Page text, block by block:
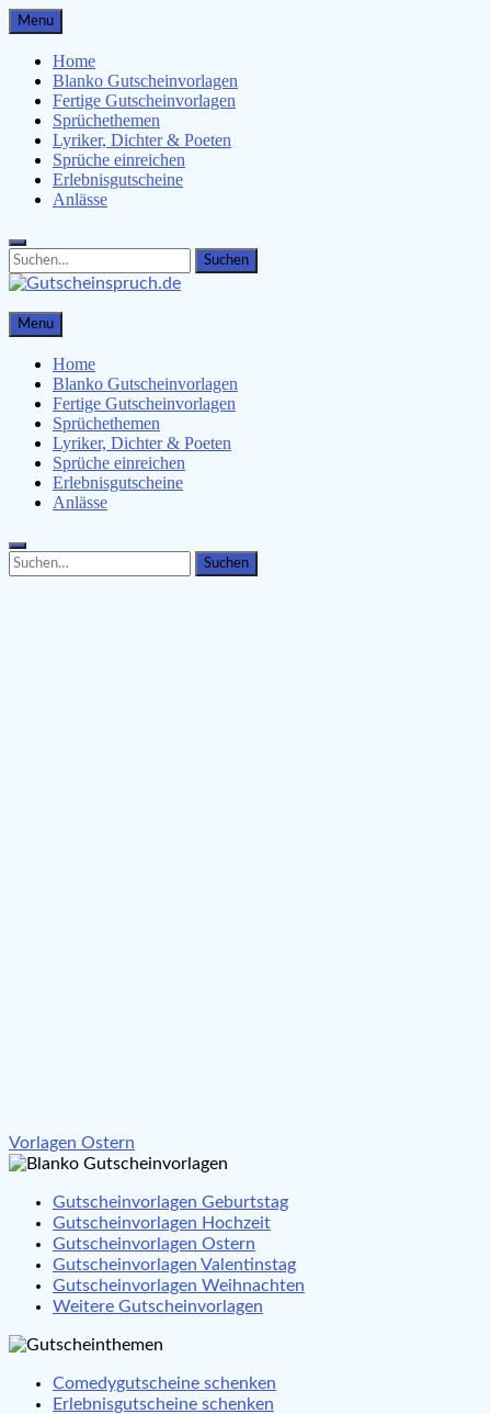
Skip
to
content
Menu
Home
Blanko Gutscheinvorlagen
Fertige Gutscheinvorlagen
Sprüchethemen
Lyriker, Dichter & Poeten
Sprüche einreichen
Erlebnisgutscheine
Anlässe
Search
for:
Search
Gutscheinspruch.de
Gutscheinsprüche & Gutscheinvorlagen finden
Menu
Home
Blanko Gutscheinvorlagen
Fertige Gutscheinvorlagen
Sprüchethemen
Lyriker, Dichter & Poeten
Sprüche einreichen
Erlebnisgutscheine
Anlässe
Search
for:
Search
Beitragsnavigation
Vorlagen Ostern
Gutscheinvorlagen Geburtstag
Gutscheinvorlagen Hochzeit
Gutscheinvorlagen Ostern
Gutscheinvorlagen Valentinstag
Gutscheinvorlagen Weihnachten
Weitere Gutscheinvorlagen
Comedygutscheine schenken
Erlebnisgutscheine schenken